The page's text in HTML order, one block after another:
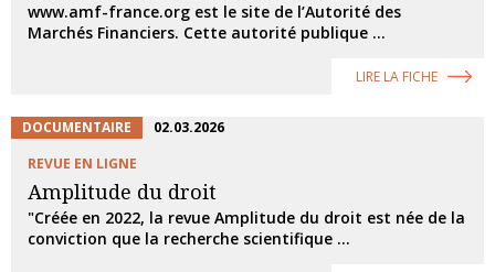
www.amf-france.org est le site de l’Autorité des
Marchés Financiers. Cette autorité publique ...
LIRE LA FICHE
DOCUMENTAIRE
02.03.2026
REVUE EN LIGNE
Amplitude du droit
"Créée en 2022, la revue Amplitude du droit est née de la
conviction que la recherche scientifique ...